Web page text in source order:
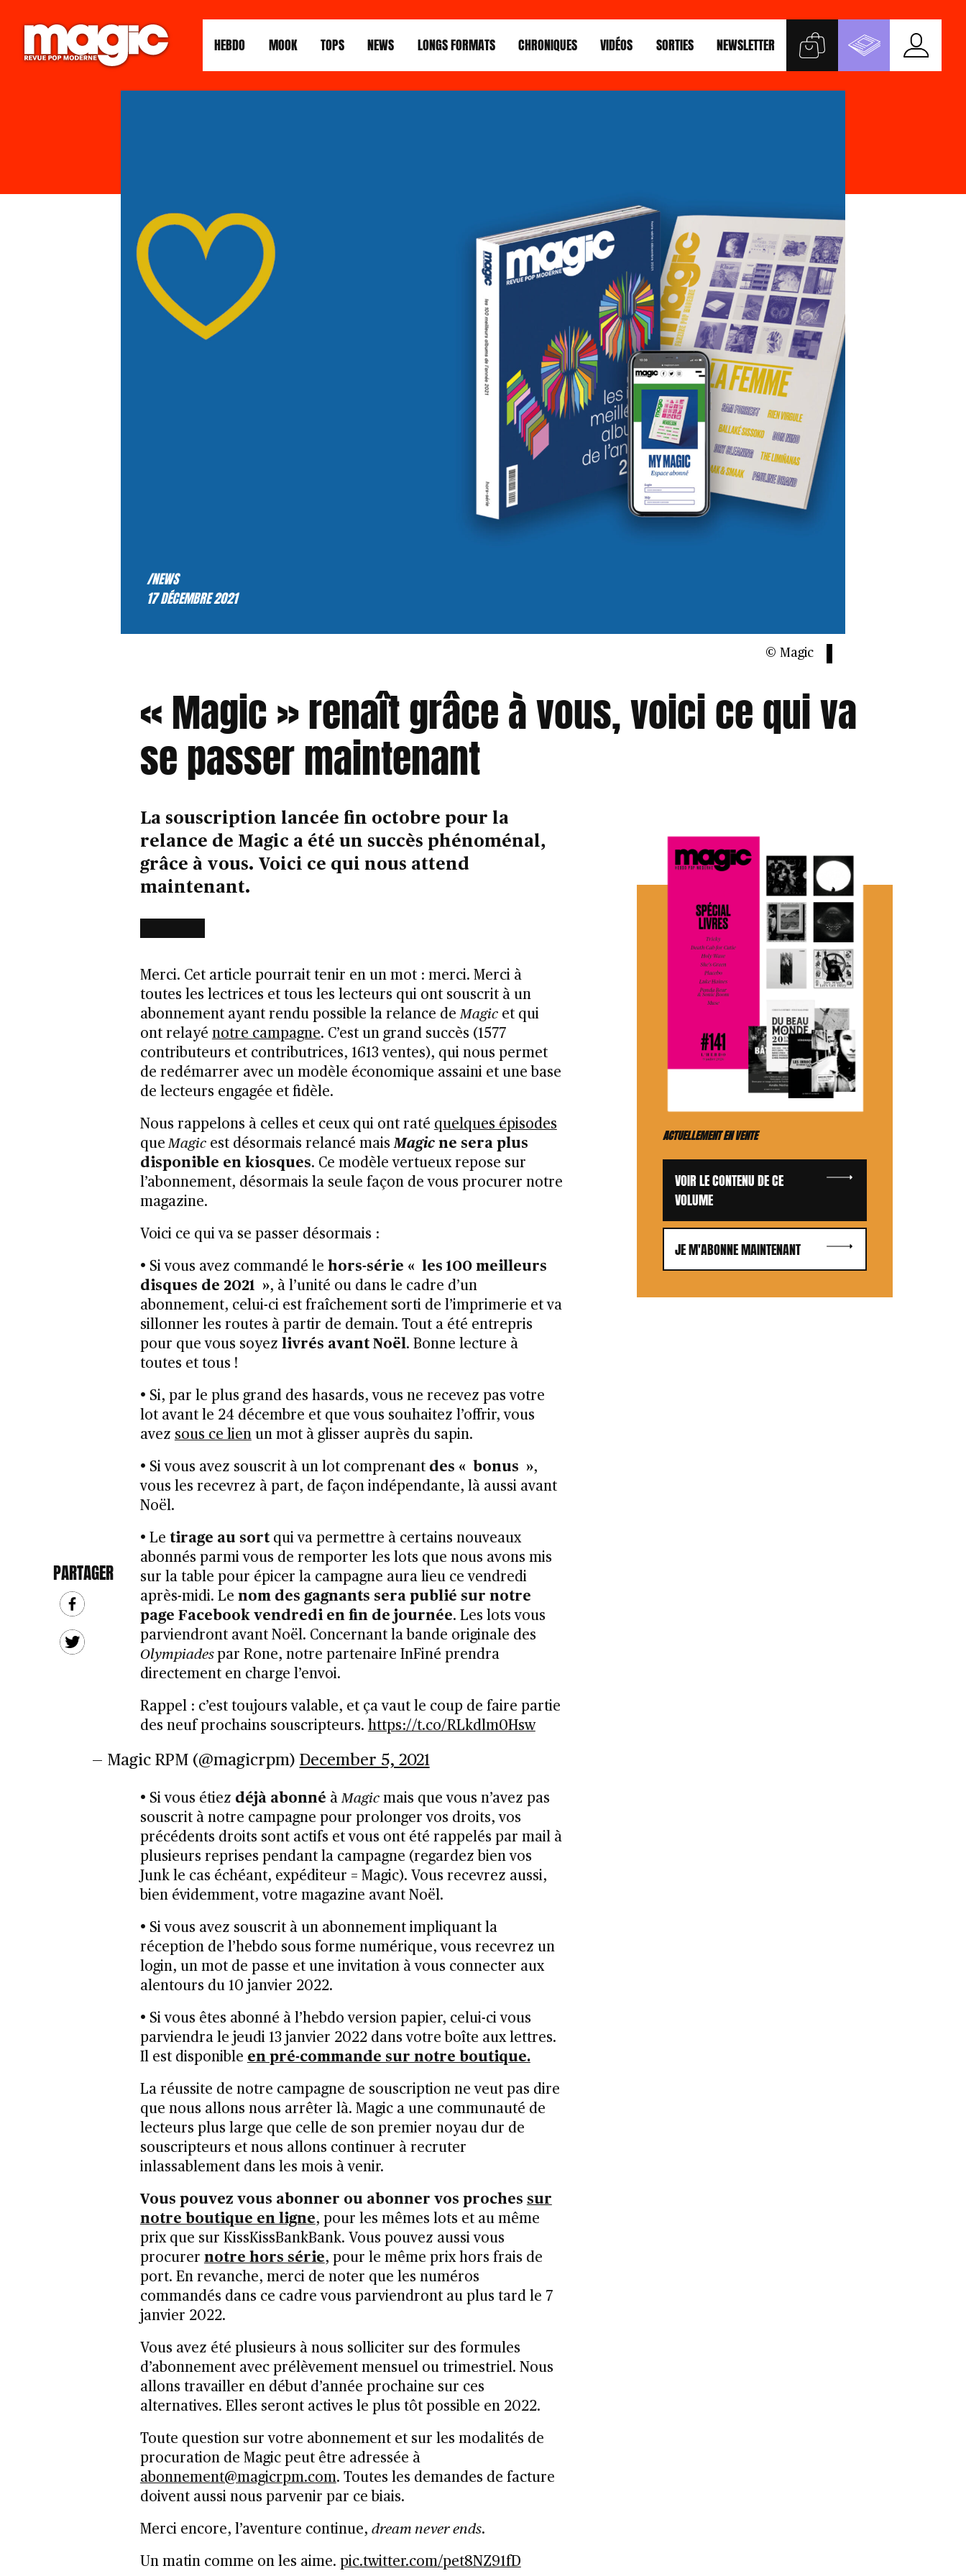
HEBDO MOOK TOPS NEWS LONGS FORMATS CHRONIQUES VIDÉOS SORTIES NEWSLETTER
/NEWS
17 DÉCEMBRE 2021
© Magic
« Magic » renaît grâce à vous, voici ce qui va
se passer maintenant
PARTAGER
La souscription lancée fin octobre pour la
relance de Magic a été un succès phénoménal,
grâce à vous. Voici ce qui nous attend
maintenant.
Merci. Cet article pourrait tenir en un mot : merci. Merci à
toutes les lectrices et tous les lecteurs qui ont souscrit à un
abonnement ayant rendu possible la relance deMagicet qui
ont relayé notre campagne. C’est un grand succès (1577
contributeurs et contributrices, 1613 ventes), qui nous permet
de redémarrer avec un modèle économique assaini et une base
de lecteurs engagée et fidèle.
Nous rappelons à celles et ceux qui ont raté quelques épisodes
que Magicest désormais relancé maisMagicne sera plus
disponible en kiosques. Ce modèle vertueux repose sur
l’abonnement, désormais la seule façon de vous procurer notre
magazine.
Voici ce qui va se passer désormais :
• Si vous avez commandé le hors-série « les 100 meilleurs
disques de 2021 », à l’unité ou dans le cadre d’un
abonnement, celui-ci est fraîchement sorti de l’imprimerie et va
sillonner les routes à partir de demain. Tout a été entrepris
pour que vous soyez livrés avant Noël. Bonne lecture à
toutes et tous !
• Si, par le plus grand des hasards, vous ne recevez pas votre
lot avant le 24 décembre et que vous souhaitez l’offrir, vous
avez sous ce lienun mot à glisser auprès du sapin.
• Si vous avez souscrit à un lot comprenant des « bonus »,
vous les recevrez à part, de façon indépendante, là aussi avant
Noël.
• Le tirage au sort qui va permettre à certains nouveaux
abonnés parmi vous de remporter les lots que nous avons mis
sur la table pour épicer la campagne aura lieu ce vendredi
après-midi. Le nom des gagnants sera publié sur notre
page Facebook vendredi en fin de journée. Les lots vous
parviendront avant Noël. Concernant la bande originale des
Olympiades par Rone, notre partenaire InFiné prendra
directement en charge l’envoi.
Rappel : c’est toujours valable, et ça vaut le coup de faire partie
des neuf prochains souscripteurs. https://t.co/RLkdlm0Hsw
— Magic RPM (@magicrpm) December 5, 2021
• Si vous étiez déjà abonné à Magicmais que vous n’avez pas
souscrit à notre campagne pour prolonger vos droits, vos
précédents droits sont actifs et vous ont été rappelés par mail à
plusieurs reprises pendant la campagne (regardez bien vos
Junk le cas échéant, expéditeur = Magic). Vous recevrez aussi,
bien évidemment, votre magazine avant Noël.
• Si vous avez souscrit à un abonnement impliquant la
réception de l’hebdo sous forme numérique, vous recevrez un
login, un mot de passe et une invitation à vous connecter aux
alentours du 10 janvier 2022.
• Si vous êtes abonné à l’hebdo version papier, celui-ci vous
parviendra le jeudi 13 janvier 2022 dans votre boîte aux lettres.
Il est disponible en pré-commande sur notre boutique.
La réussite de notre campagne de souscription ne veut pas dire
que nous allons nous arrêter là. Magic a une communauté de
lecteurs plus large que celle de son premier noyau dur de
souscripteurs et nous allons continuer à recruter
inlassablement dans les mois à venir.
Vous pouvez vous abonner ou abonner vos proches sur
notre boutique en ligne, pour les mêmes lots et au même
prix que sur KissKissBankBank. Vous pouvez aussi vous
procurer notre hors série, pour le même prix hors frais de
port. En revanche, merci de noter que les numéros
commandés dans ce cadre vous parviendront au plus tard le 7
janvier 2022.
Vous avez été plusieurs à nous solliciter sur des formules
d’abonnement avec prélèvement mensuel ou trimestriel. Nous
allons travailler en début d’année prochaine sur ces
alternatives. Elles seront actives le plus tôt possible en 2022.
Toute question sur votre abonnement et sur les modalités de
procuration de Magic peut être adressée à
abonnement@magicrpm.com. Toutes les demandes de facture
doivent aussi nous parvenir par ce biais.
Merci encore, l’aventure continue, dream never ends.
Un matin comme on les aime. pic.twitter.com/pet8NZ91fD
ACTUELLEMENT EN VENTE
VOIR LE CONTENU DE CE
VOLUME
JE M'ABONNE MAINTENANT